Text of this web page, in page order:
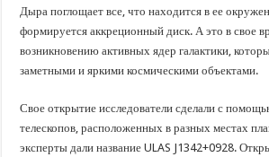
Дыра поглощает все, что находится в ее
формируется аккреционный диск. А это в свое
возникновению активных ядер галактики,
заметными и яркими космическими объектами.
Свое открытие исследователи сделали с
телескопов, расположенных в разных местах
эксперты дали название ULAS J1342+0928.